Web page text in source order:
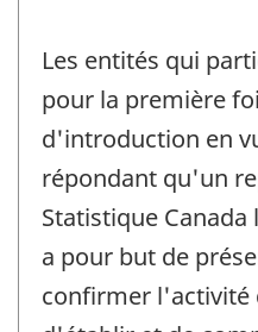
Les entités qui
pour la première
d'introduction en
répondant qu'un
Statistique
a pour but de
confirmer l'activité